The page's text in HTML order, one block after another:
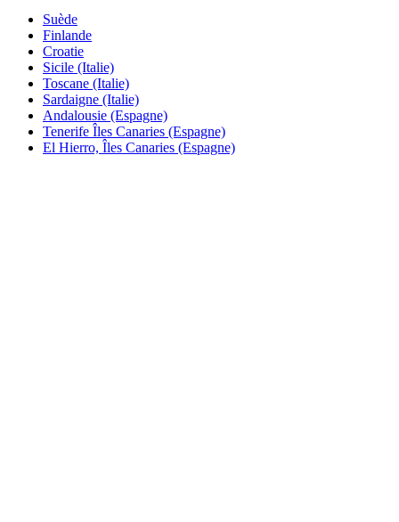
Suède
Finlande
Croatie
Sicile (Italie)
Toscane (Italie)
Sardaigne (Italie)
Andalousie (Espagne)
Tenerife Îles Canaries (Espagne)
El Hierro, Îles Canaries (Espagne)